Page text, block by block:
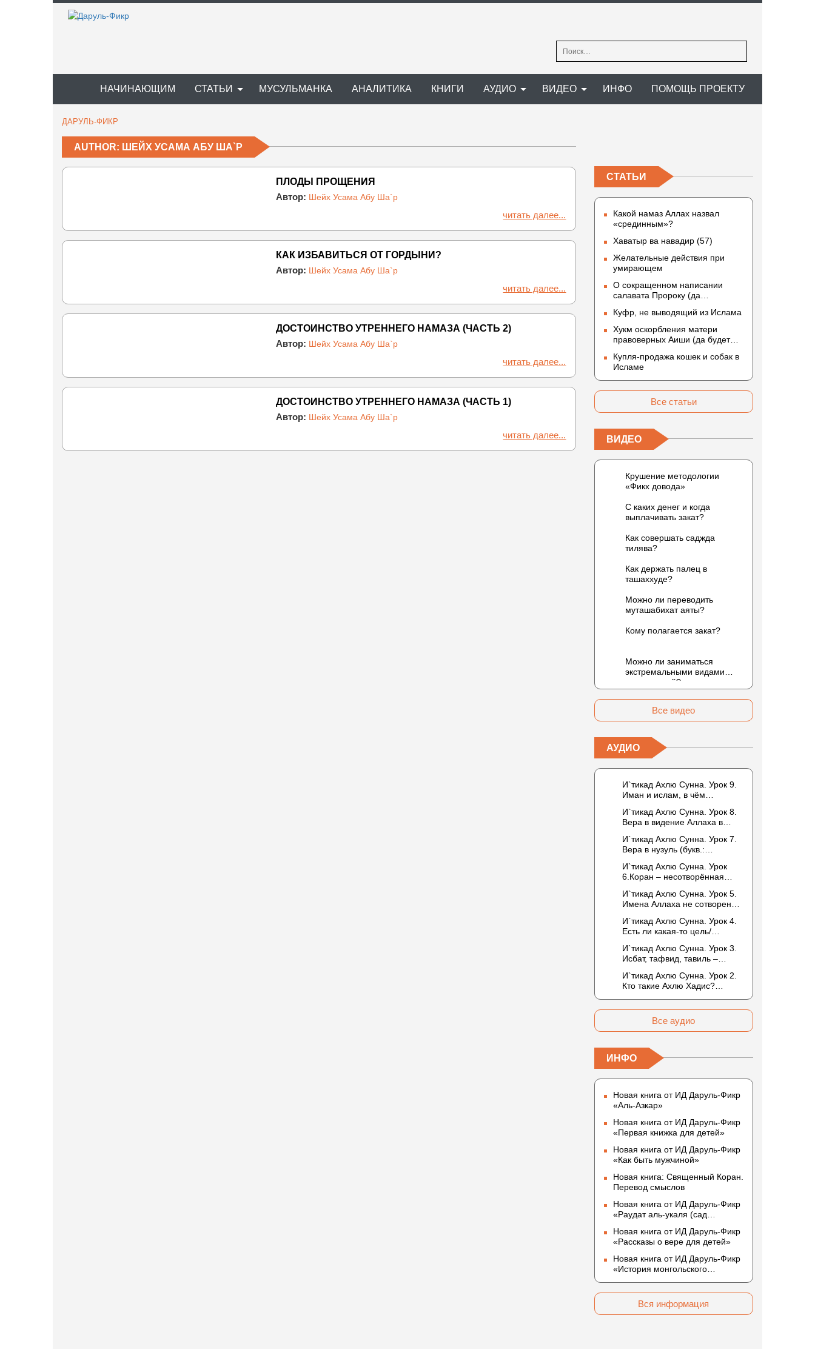
Найти:
НАЧИНАЮЩИМ СТАТЬИ МУСУЛЬМАНКА АНАЛИТИКА КНИГИ АУДИО ВИДЕО ИНФО ПОМОЩЬ ПРОЕКТУ
ДАРУЛЬ-ФИКР
AUTHOR: ШЕЙХ УСАМА АБУ ША`Р
ПЛОДЫ ПРОЩЕНИЯ
Автор: Шейх Усама Абу Ша`р
читать далее...
КАК ИЗБАВИТЬСЯ ОТ ГОРДЫНИ?
Автор: Шейх Усама Абу Ша`р
читать далее...
ДОСТОИНСТВО УТРЕННЕГО НАМАЗА (ЧАСТЬ 2)
Автор: Шейх Усама Абу Ша`р
читать далее...
ДОСТОИНСТВО УТРЕННЕГО НАМАЗА (ЧАСТЬ 1)
Автор: Шейх Усама Абу Ша`р
читать далее...
СТАТЬИ
Какой намаз Аллах назвал
«срединным»?
Хаватыр ва навадир (57)
Желательные действия при
умирающем
О сокращенном написании
салавата Пророку (да
приветствует)
Куфр, не выводящий из Ислама
Хукм оскорбления матери
правоверных Аиши (да будет
Купля-продажа кошек и собак в
Исламе
Все статьи
ВИДЕО
Крушение методологии
«Фикх довода»
С каких денег и когда
выплачивать закат?
Как совершать саджда
тилява?
Как держать палец в
ташаххуде?
Можно ли переводить
муташабихат аяты?
Кому полагается закат?
Можно ли заниматься
экстремальными видами
развлечений?
Все видео
АУДИО
И`тикад Ахлю Сунна. Урок 9.
Иман и ислам, в чём
то обитателем Рая или Ада?
И`тикад Ахлю Сунна. Урок 8.
Вера в видение Аллаха в
Отрицание телесности Абу
Бакром аль-Исмаили.
Отрицание телесности в
книге Усмана ибн Саида ад-
Дарими. Иман – это слова,
дела и познание
И`тикад Ахлю Сунна. Урок 7.
Вера в нузуль (букв.:
Усмана ибн Саида ад-Дарими
о нузуле. Считал ли ад-
Дарими, что Аллах
описывается физическим
И`тикад Ахлю Сунна. Урок
6.Коран – несотворённая
Корана сотворено?
Предопределение судьбы
И`тикад Ахлю Сунна. Урок 5.
Имена Аллаха не сотворены.
сифатов. Описание Аллаха
сифатом «вадж» (букв.: лик)
И`тикад Ахлю Сунна. Урок 4.
Есть ли какая-то цель/
Всевышнего? Можно ли
отрицать в отношении Аллаха
недостатки, отрицание
которых не пришло в Коране
и Сунне? Концепция ибн
И`тикад Ахлю Сунна. Урок 3.
Исбат, тафвид, тавиль –
муташабихат. Можно ли
переводить сифаты аль-
хабария на русский язык? Что
означает утверждение
сифата «биля кейфа» (без
образа)?
И`тикад Ахлю Сунна. Урок 2.
Кто такие Ахлю Хадис?
Атрибутов Всевышнего
Все аудио
ИНФО
Новая книга от ИД Даруль-Фикр
«Аль-Азкар»
Новая книга от ИД Даруль-Фикр
«Первая книжка для детей»
Новая книга от ИД Даруль-Фикр
«Как быть мужчиной»
Новая книга: Священный Коран.
Перевод смыслов
Новая книга от ИД Даруль-Фикр
«Раудат аль-укаля (cад
благородных)»
Новая книга от ИД Даруль-Фикр
«Рассказы о вере для детей»
Новая книга от ИД Даруль-Фикр
«История монгольского
Вся информация